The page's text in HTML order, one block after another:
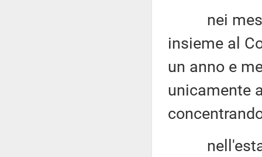
nei mesi
insieme al
un anno e
unicamente
nell'estate